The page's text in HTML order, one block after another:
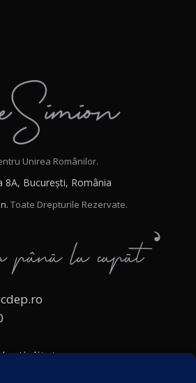
Unirea Românilor.
8A, București, România
Toate Drepturile Rezervate.